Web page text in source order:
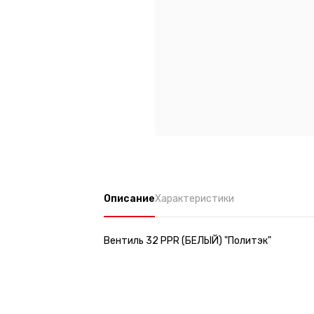
ОписаниеХарактеристики
Вентиль 32 PPR (БЕЛЫЙ) "Политэк"